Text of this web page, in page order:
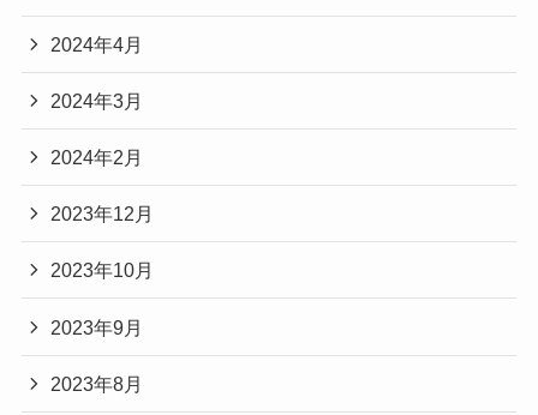
2024年4月
2024年3月
2024年2月
2023年12月
2023年10月
2023年9月
2023年8月